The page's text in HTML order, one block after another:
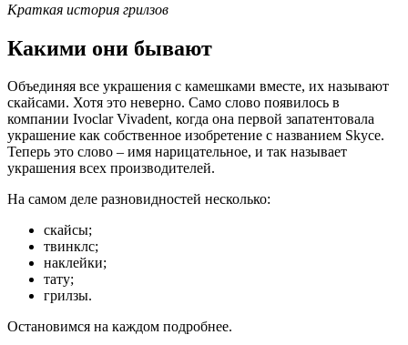
Краткая история грилзов
Какими они бывают
Объединяя все украшения с камешками вместе, их называют
скайсами. Хотя это неверно. Само слово появилось в
компании Ivoclar Vivadent, когда она первой запатентовала
украшение как собственное изобретение с названием Skyce.
Теперь это слово – имя нарицательное, и так называет
украшения всех производителей.
На самом деле разновидностей несколько:
скайсы;
твинклс;
наклейки;
тату;
грилзы.
Остановимся на каждом подробнее.